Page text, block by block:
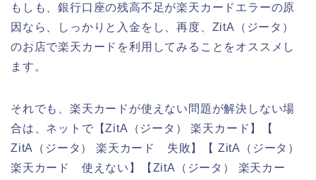
もしも、銀行口座の残高不足が楽天カードエラーの原
因なら、しっかりと入金をし、再度、ZitA（ジータ）
のお店で楽天カードを利用してみることをオススメし
ます。
それでも、楽天カードが使えない問題が解決しない場
合は、ネットで【ZitA（ジータ） 楽天カード】【
ZitA（ジータ） 楽天カード 失敗】【 ZitA（ジータ）
楽天カード 使えない】【ZitA（ジータ） 楽天カー